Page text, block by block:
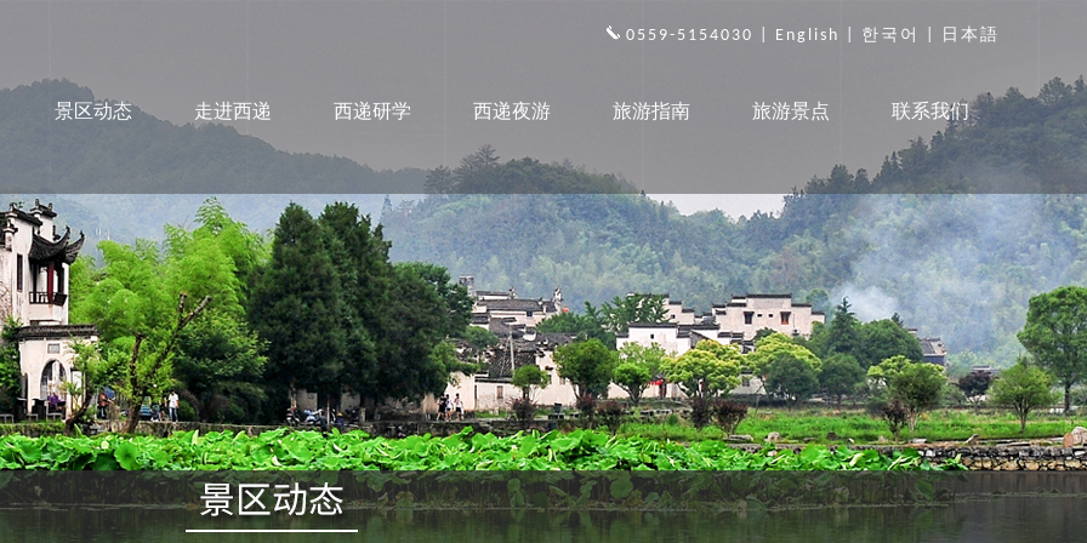
0559-5154030 | English 한국어 日本語
景区动态 走进西递 西递研学 西递夜游 旅游指南 旅游景点 联系我们